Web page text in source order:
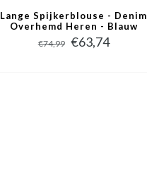
Lange Spijkerblouse - Denim
Overhemd Heren - Blauw
€74,99 €63,74